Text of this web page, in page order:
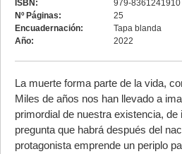
ISBN:
979-8361241910
Nº Páginas:
25
Encuadernación:
Tapa blanda
Año:
2022
La muerte forma parte de la vida,
Miles de años nos han llevado a
primordial de nuestra existencia,
pregunta que habrá después del
protagonista emprende un periplo